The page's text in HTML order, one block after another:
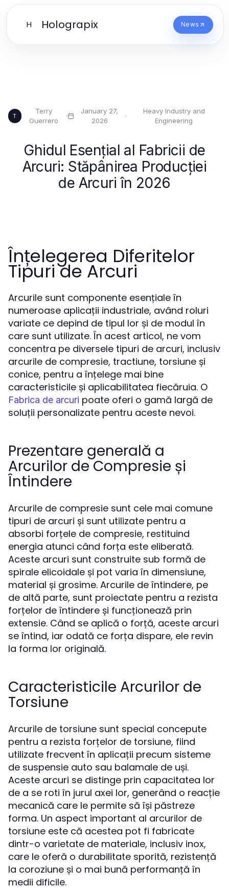
H Holograpix News
T
Terry
Guerrero
·
January 27,
2026
·
Heavy Industry and
Engineering
Ghidul Esențial al Fabricii de
Arcuri: Stăpânirea Producției
de Arcuri în 2026
Înțelegerea Diferitelor
Tipuri de Arcuri
Arcurile sunt componente esențiale în
numeroase aplicații industriale, având roluri
variate ce depind de tipul lor și de modul în
care sunt utilizate. În acest articol, ne vom
concentra pe diversele tipuri de arcuri, inclusiv
arcurile de compresie, tractiune, torsiune și
conice, pentru a înțelege mai bine
caracteristicile și aplicabilitatea fiecăruia. O
Fabrica de arcuri poate oferi o gamă largă de
soluții personalizate pentru aceste nevoi.
Prezentare generală a
Arcurilor de Compresie și
Întindere
Arcurile de compresie sunt cele mai comune
tipuri de arcuri și sunt utilizate pentru a
absorbi forțele de compresie, restituind
energia atunci când forța este eliberată.
Aceste arcuri sunt construite sub formă de
spirale elicoidale și pot varia în dimensiune,
material și grosime. Arcurile de întindere, pe
de altă parte, sunt proiectate pentru a rezista
forțelor de întindere și funcționează prin
extensie. Când se aplică o forță, aceste arcuri
se întind, iar odată ce forța dispare, ele revin
la forma lor originală.
Caracteristicile Arcurilor de
Torsiune
Arcurile de torsiune sunt special concepute
pentru a rezista forțelor de torsiune, fiind
utilizate frecvent în aplicații precum sisteme
de suspensie auto sau balamale de uși.
Aceste arcuri se distinge prin capacitatea lor
de a se roti în jurul axei lor, generând o reacție
mecanică care le permite să își păstreze
forma. Un aspect important al arcurilor de
torsiune este că acestea pot fi fabricate
dintr-o varietate de materiale, inclusiv inox,
care le oferă o durabilitate sporită, rezistență
la coroziune și o mai bună performanță în
medii dificile.